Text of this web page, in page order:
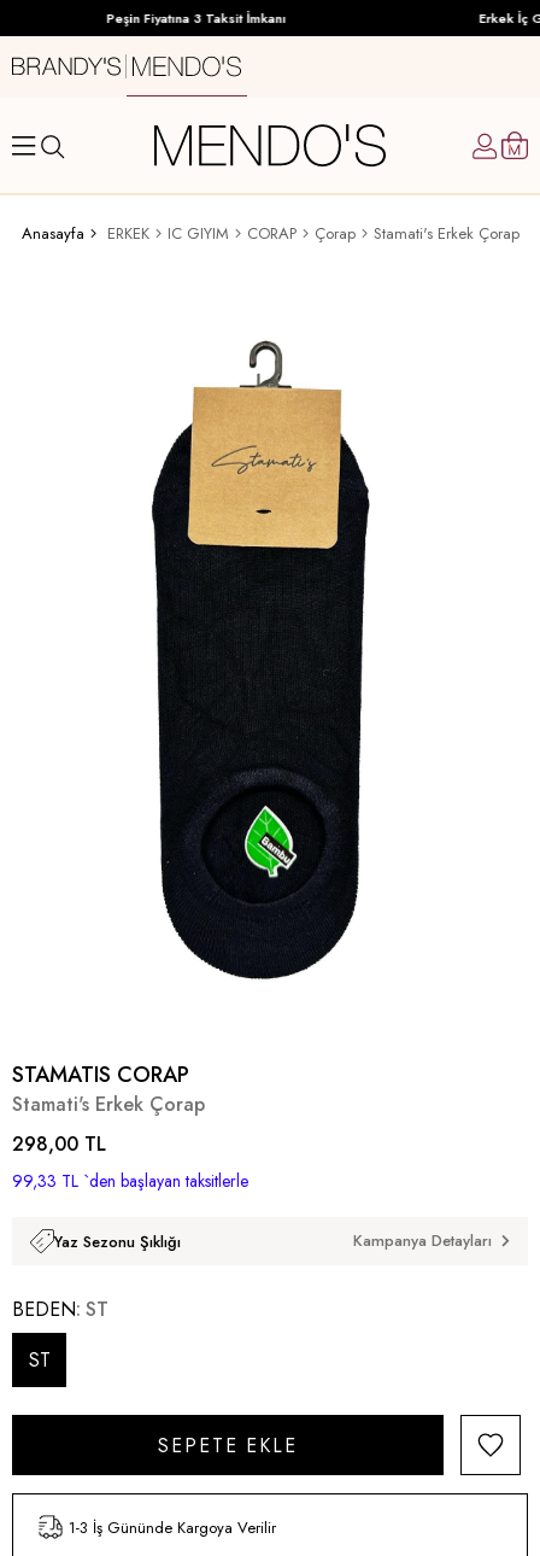
Peşin Fiyatına 3 Taksit İmkanı Erkek İç
Anasayfa ERKEK IC GIYIM CORAP Çorap Stamati's Erkek Çorap
STAMATIS CORAP
Stamati's Erkek Çorap
298,00 TL
99,33 TL `den başlayan taksitlerle
Yaz Sezonu Şıklığı Kampanya Detayları
BEDEN ST
ST
1-3 İş Gününde Kargoya Verilir